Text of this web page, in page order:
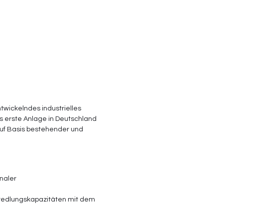
industrielles
erste Anlage in Deutschland
Basis bestehender und
mit dem